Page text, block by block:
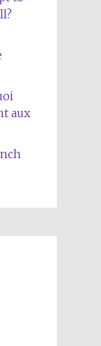
aux